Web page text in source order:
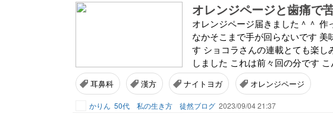
オレンジページと歯痛で
オレンジページ届きました＾＾
なかそこまで手が回らないです
す ショコラさんの連載とても楽
しました これは前々回の分です
耳鼻科 漢方 ナイトヨガ オレンジページ
かりん 50代 私の生き方 徒然ブログ 2023/09/04 21:37